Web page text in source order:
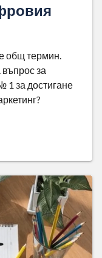
общ термин.
въпрос за
1 за достигане